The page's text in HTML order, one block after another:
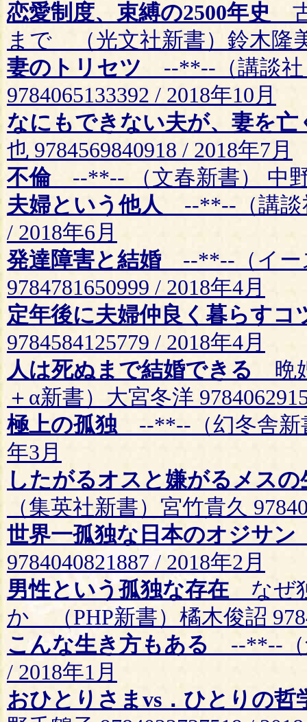
恋愛制度、束縛の2500年史
まで （光文社新書）鈴木隆
妻のトリセツ --**--（講談社
9784065133392 / 2018年10月
なにもできない夫が、妻を亡
也 9784569840918 / 2018年7月
不倫--**-- （文春新書） 中野
夫婦という他人 --**--（講談
/ 2018年6月
発達障害と結婚--**--（イー
9784781650999 / 2018年4月
定年後に夫婦仲良く暮らすコ
9784584125779 / 2018年4月
人は死ぬまで結婚できる
晩
＋α新書）大宮冬洋
極上の孤独 --**--（幻冬舎新
年3月
したがるオスと嫌がるメスの
（集英社新書）宮竹貴久
世界一孤独な日本のオジサン
9784040821887 / 2018年2月
男性という孤独な存在 なぜ
か （PHP新書）橘木俊詔
こんな生き方もある
--**--（
/ 2018年1月
おひとりさまvs．ひとりの哲